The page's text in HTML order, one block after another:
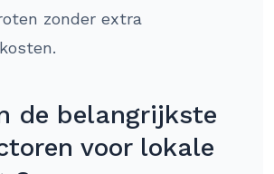
zonder extra
de belangrijkste
voor lokale